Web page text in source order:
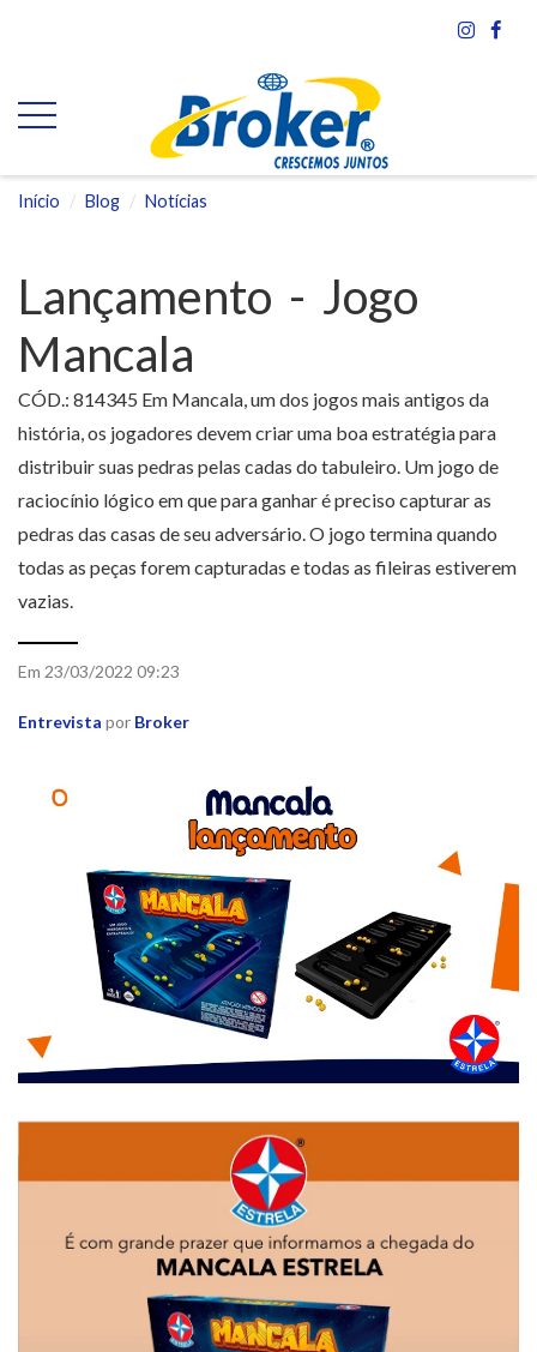
Início Blog Notícias
Lançamento - Jogo
Mancala
CÓD.: 814345 Em Mancala, um dos jogos mais antigos da
história, os jogadores devem criar uma boa estratégia para
distribuir suas pedras pelas cadas do tabuleiro. Um jogo de
raciocínio lógico em que para ganhar é preciso capturar as
pedras das casas de seu adversário. O jogo termina quando
todas as peças forem capturadas e todas as fileiras estiverem
vazias.
Em 23/03/2022 09:23
Entrevista por Broker